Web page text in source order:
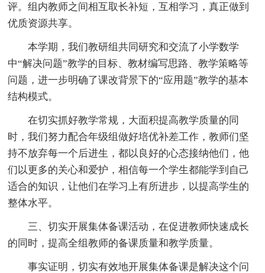
评。组内教师之间相互取长补短，互相学习，真正做到
优质资源共享。
本学期，我们教研组共同研究和交流了小学数学
中“解决问题”教学的目标、教材编写思路、教学策略等
问题，进一步明确了课改背景下的“应用题”教学的基本
结构模式。
在切实抓好教学常规，大面积提高教学质量的同
时，我们努力配合年级组做好培优补差工作，教师们坚
持不放弃每一个后进生，都以良好的心态接纳他们，他
们以更多的关心和爱护，相信每一个学生都能学到自己
适合的知识，让他们在学习上有所进步，以提高学生的
整体水平。
三、切实开展集体备课活动，在促进教师快速成长
的同时，提高全组教师的备课质量和教学质量。
事实证明，切实有效地开展集体备课是解决这个问